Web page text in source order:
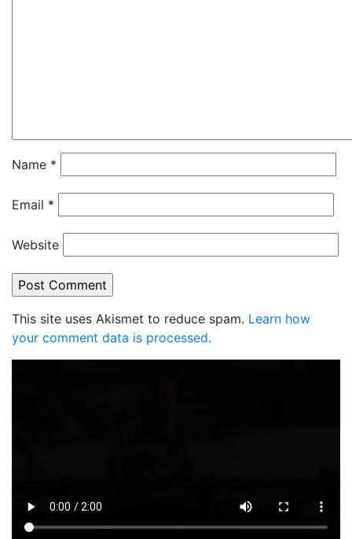
Name *
Email *
Website
This site uses Akismet to reduce spam. Learn how
your comment data is processed.